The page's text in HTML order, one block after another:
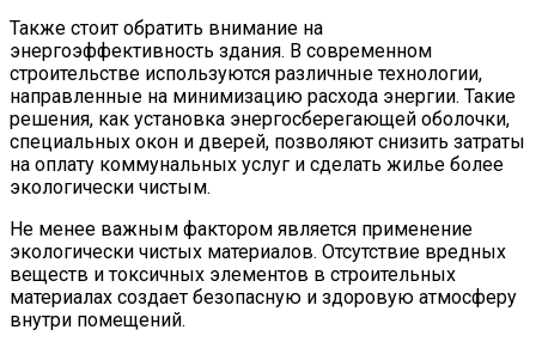
Также стоит обратить внимание на
энергоэффективность здания. В современном
строительстве используются различные технологии,
направленные на минимизацию расхода энергии. Такие
решения, как установка энергосберегающей оболочки,
специальных окон и дверей, позволяют снизить затраты
на оплату коммунальных услуг и сделать жилье более
экологически чистым.
Не менее важным фактором является применение
экологически чистых материалов. Отсутствие вредных
веществ и токсичных элементов в строительных
материалах создает безопасную и здоровую атмосферу
внутри помещений.